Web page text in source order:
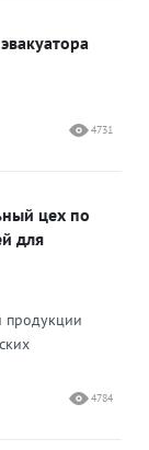
4731
цех по
для
продукции
4784